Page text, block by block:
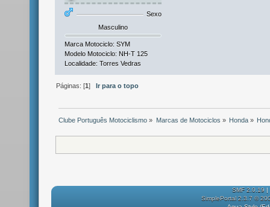
Sexo
Masculino
Marca Motociclo: SYM
Modelo Motociclo: NH-T 125
Localidade: Torres Vedras
Páginas: [1]Ir para o topo
Clube Português Motociclismo » Marcas de Motociclos » Honda»
SMF 2.0.19 |
SimplePortal 2.3.7 ©